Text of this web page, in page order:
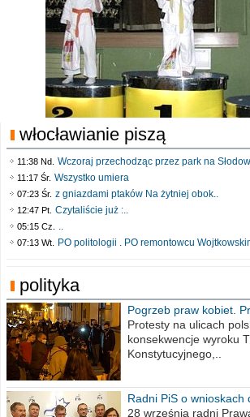
włocławianie piszą
11:38 Nd. Wczoraj przechodząc przez park na
11:17 Śr. Wszystko umiera
07:23 Śr. z gniazdami ptaków Na żytniej obok..
12:47 Pt. Czytaliście już :..
05:15 Cz. ..
07:13 Wt. PO politologii . PO remontowcu
polityka
Pogrzeb praw kobiet.
poselskim PiS
Protesty na ulicach
konsekwencje wyroku
Konstytucyjnego,..
Radni PiS o wnioskach
na 2021 rok
28 września radni